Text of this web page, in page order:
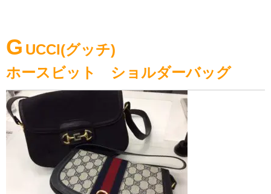
G UCCI(グッチ)
ホースビット ショルダーバッグ